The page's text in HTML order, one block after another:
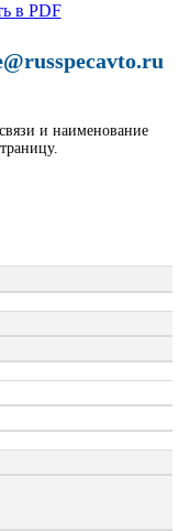
в PDF
и наименование